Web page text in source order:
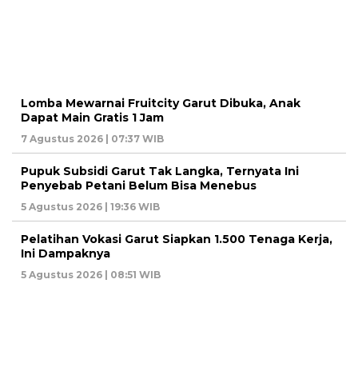
Lomba Mewarnai Fruitcity Garut Dibuka, Anak
Dapat Main Gratis 1 Jam
7 Agustus 2026 | 07:37 WIB
Pupuk Subsidi Garut Tak Langka, Ternyata Ini
Penyebab Petani Belum Bisa Menebus
5 Agustus 2026 | 19:36 WIB
Pelatihan Vokasi Garut Siapkan 1.500 Tenaga Kerja,
Ini Dampaknya
5 Agustus 2026 | 08:51 WIB